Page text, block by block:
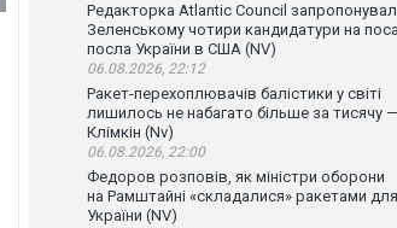
Редакторка Atlantic Council
Зеленському чотири кандидатури на
посла України в США (NV)
06.08.2026, 22:12
Ракет-перехоплювачів балістики у світі
лишилось не набагато більше за тисячу —
Клімкін (Nv)
06.08.2026, 22:00
Федоров розповів, як міністри оборони
на Рамштайні «складалися» ракетами для
України (NV)